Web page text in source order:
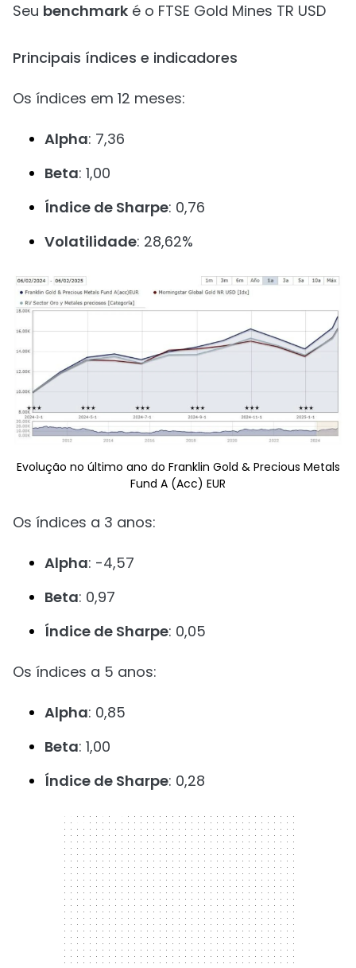
Seu benchmark é o FTSE Gold Mines TR USD
Principais índices e indicadores
Os índices em 12 meses:
Alpha: 7,36
Beta: 1,00
Índice de Sharpe: 0,76
Volatilidade: 28,62%
Evolução no último ano do Franklin Gold & Precious Metals
Fund A (Acc) EUR
Os índices a 3 anos:
Alpha: -4,57
Beta: 0,97
Índice de Sharpe: 0,05
Os índices a 5 anos:
Alpha: 0,85
Beta: 1,00
Índice de Sharpe: 0,28
300 x 250